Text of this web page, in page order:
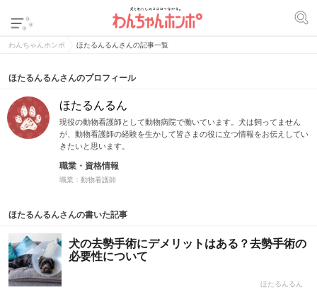
わんちゃんホンポ ほたるんるんさんの記事一覧
ほたるんるんさんのプロフィール
ほたるんるん
現役の動物看護師として動物病院で働いています。犬は飼ってません
が、動物看護師の経験を生かして皆さまの役に立つ情報をお伝えしてい
きたいと思います。
職業・資格情報
職業：動物看護師
ほたるんるんさんの書いた記事
犬の去勢手術にデメリットはある？去勢手術の
必要性について
ほたるんるん